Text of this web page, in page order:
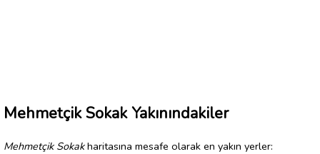
Mehmetçik Sokak Yakınındakiler
Mehmetçik Sokakharitasına mesafe olarak en yakın yerler: